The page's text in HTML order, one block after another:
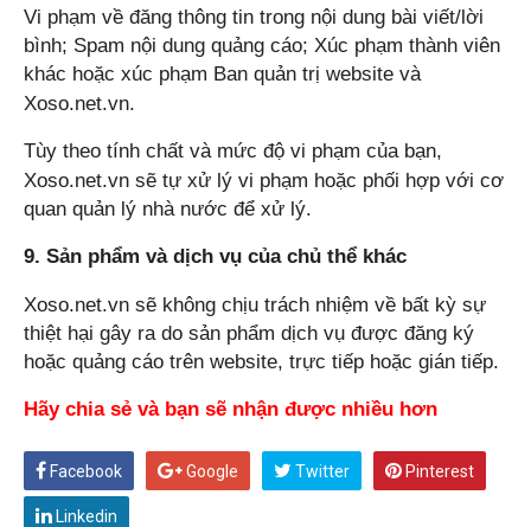
Vi phạm về đăng thông tin trong nội dung bài viết/lời
bình; Spam nội dung quảng cáo; Xúc phạm thành viên
khác hoặc xúc phạm Ban quản trị website và
Xoso.net.vn.
Tùy theo tính chất và mức độ vi phạm của bạn,
Xoso.net.vn sẽ tự xử lý vi phạm hoặc phối hợp với cơ
quan quản lý nhà nước để xử lý.
9. Sản phẩm và dịch vụ của chủ thể khác
Xoso.net.vn sẽ không chịu trách nhiệm về bất kỳ sự
thiệt hại gây ra do sản phẩm dịch vụ được đăng ký
hoặc quảng cáo trên website, trực tiếp hoặc gián tiếp.
Hãy chia sẻ và bạn sẽ nhận được nhiều hơn
Facebook Google Twitter Pinterest
Linkedin